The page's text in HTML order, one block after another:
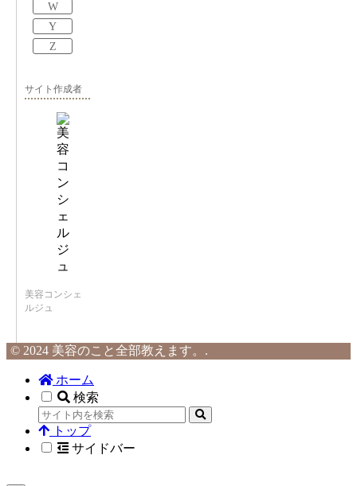
W
Y
Z
サイト作成者
美容コンシェ
ルジュ
© 2024 美容のこと全部教えます。.
ホーム
検索
トップ
サイドバー